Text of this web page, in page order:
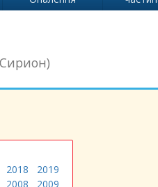
2018
2019
2008
2009